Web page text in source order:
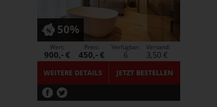
50%
WEITERE DETAILS JETZTBESTELLEN
Wert:
900,- €
Preis:
450,- €
Verfügbar:
6
Versand:
3,50 €